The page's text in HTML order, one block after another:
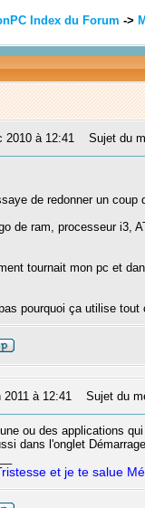
Index du Forum ->
2010 à 12:41 Sujet du
de redonner un
de ram, processeur i3,
tournait mon pc et
pourquoi ça utilise
à 12:41 Sujet du
ou des applications
dans l'onglet
et je te salue